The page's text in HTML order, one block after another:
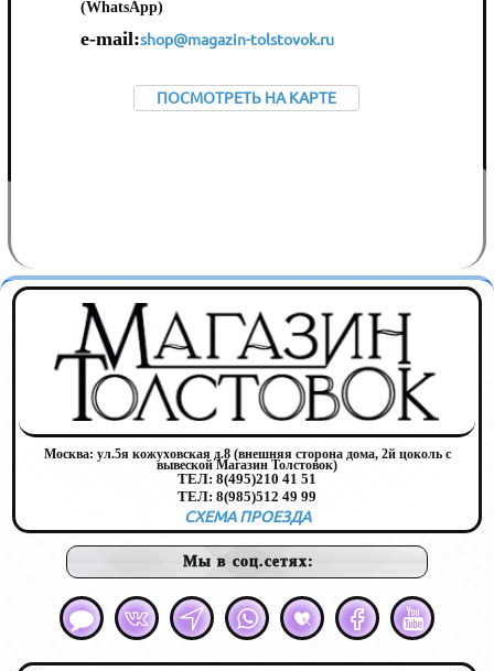
(WhatsApp)
e-mail:shop@magazin-tolstovok.ru
ПОСМОТРЕТЬ НА КАРТЕ
Москва: ул.5я кожуховская д.8 (внешняя сторона дома, 2й цоколь с
вывеской Магазин Толстовок)
ТЕЛ: 8(495)210 41 51
ТЕЛ: 8(985)512 49 99
СХЕМА ПРОЕЗДА
Мы в соц.сетях: